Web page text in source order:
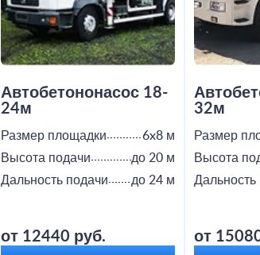
Автобетононасос 18-
24м
Размер площадки
6x8 м
Высота подачи
до 20 м
Дальность подачи
до 24 м
от 12440 руб.
32м
Размер
Высота
Дальность
от